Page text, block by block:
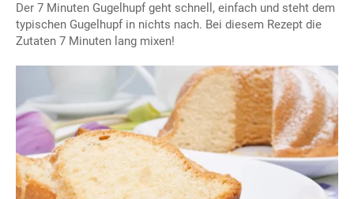
Der 7 Minuten Gugelhupf geht schnell, einfach und steht dem
typischen Gugelhupf in nichts nach. Bei diesem Rezept die
Zutaten 7 Minuten lang mixen!